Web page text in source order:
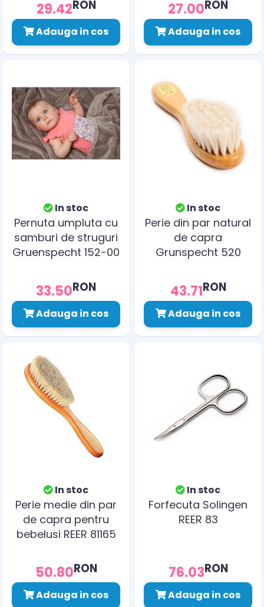
29.42RON
Adauga in cos
27.00RON
Adauga in cos
In stoc
Pernuta umpluta cu
samburi de struguri
Gruenspecht 152-00
33.50RON
Adauga in cos
In stoc
Perie din par natural
de capra
Grunspecht 520
43.71RON
Adauga in cos
In stoc
Perie medie din par
de capra pentru
bebelusi REER 81165
50.80RON
Adauga in cos
In stoc
Forfecuta Solingen
REER 83
76.03RON
Adauga in cos